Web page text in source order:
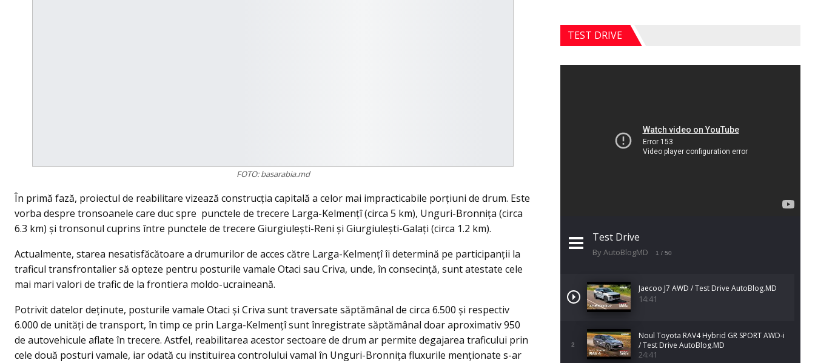
FOTO: basarabia.md
În primă fază, proiectul de reabilitare vizează construcția capitală a celor mai impracticabile porțiuni de drum. Este
vorba despre tronsoanele care duc spre punctele de trecere Larga-Kelmențî (circa 5 km), Unguri-Bronnița (circa
6.3 km) și tronsonul cuprins între punctele de trecere Giurgiulești-Reni și Giurgiulești-Galați (circa 1.2 km).
Actualmente, starea nesatisfăcătoare a drumurilor de acces către Larga-Kelmențî îi determină pe participanții la
traficul transfrontalier să opteze pentru posturile vamale Otaci sau Criva, unde, în consecință, sunt atestate cele
mai mari valori de trafic de la frontiera moldo-ucraineană.
Potrivit datelor deținute, posturile vamale Otaci și Criva sunt traversate săptămânal de circa 6.500 și respectiv
6.000 de unități de transport, în timp ce prin Larga-Kelmențî sunt înregistrate săptămânal doar aproximativ 950
de autovehicule aflate în trecere. Astfel, reabilitarea acestor sectoare de drum ar permite degajarea traficului prin
cele două posturi vamale, iar odată cu instituirea controlului vamal în Unguri-Bronnița fluxurile menționate s-ar
TEST DRIVE
Test Drive
By AutoBlogMD 1 / 50
Jaecoo J7 AWD / Test Drive AutoBlog.MD
14:41
2
Noul Toyota RAV4 Hybrid GR SPORT AWD-i
/ Test Drive AutoBlog.MD
24:41